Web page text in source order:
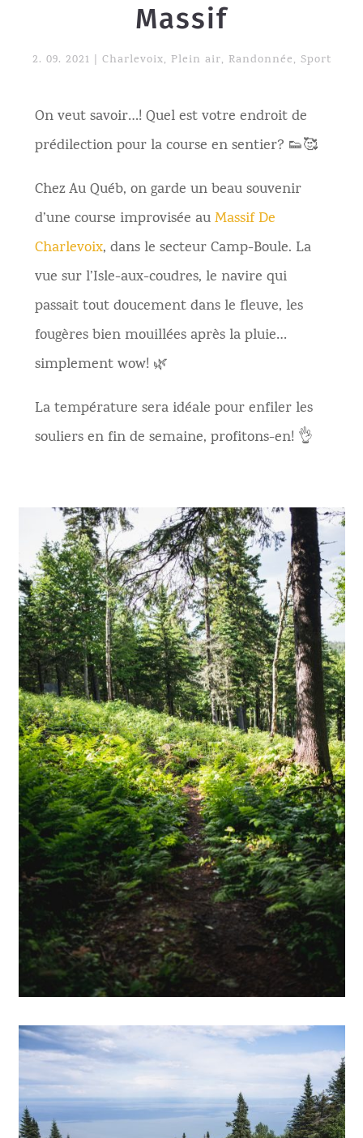
Massif
2. 09. 2021 Charlevoix, Plein air, Randonnée, Sport
On veut savoir…! Quel est votre endroit de
prédilection pour la course en sentier? 👟🥰
Chez Au Québ, on garde un beau souvenir
d’une course improvisée auMassif De
Charlevoix, dans le secteur Camp-Boule. La
vue sur l’Isle-aux-coudres, le navire qui
passait tout doucement dans le fleuve, les
fougères bien mouillées après la pluie…
simplement wow! 🌿
La température sera idéale pour enfiler les
souliers en fin de semaine, profitons-en! 👌